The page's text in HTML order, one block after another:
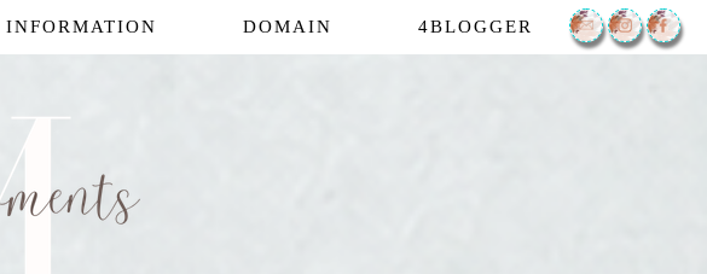
INFORMATION DOMAIN 4BLOGGER